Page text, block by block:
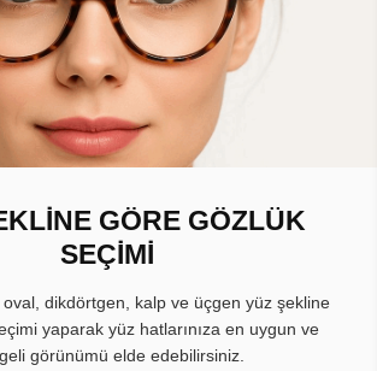
GÖRE GÖZLÜK
SEÇİMİ
dikdörtgen, kalp ve üçgen yüz şekline
yaparak yüz hatlarınıza en uygun ve
görünümü elde edebilirsiniz.